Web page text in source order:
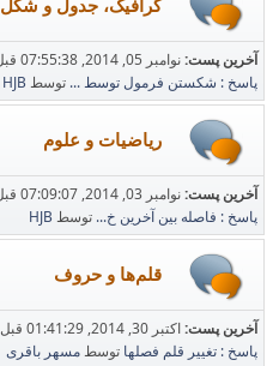
گرافیک، جدول و شکل
آخرین پست:نوامبر 05, 2014, 07:55:38 قبل از ظهر
پاسخ : شکستن فرمول توسط ... توسط HJB
ریاضیات و علوم
آخرین پست:نوامبر 03, 2014, 07:09:07 قبل از ظهر
پاسخ : فاصله بین آخرین خ... توسط HJB
قلم‌ها و حروف
آخرین پست:اکتبر 30, 2014, 01:41:29 قبل از ظهر
پاسخ : تغییر قلم فصلها توسطمسهر باقری